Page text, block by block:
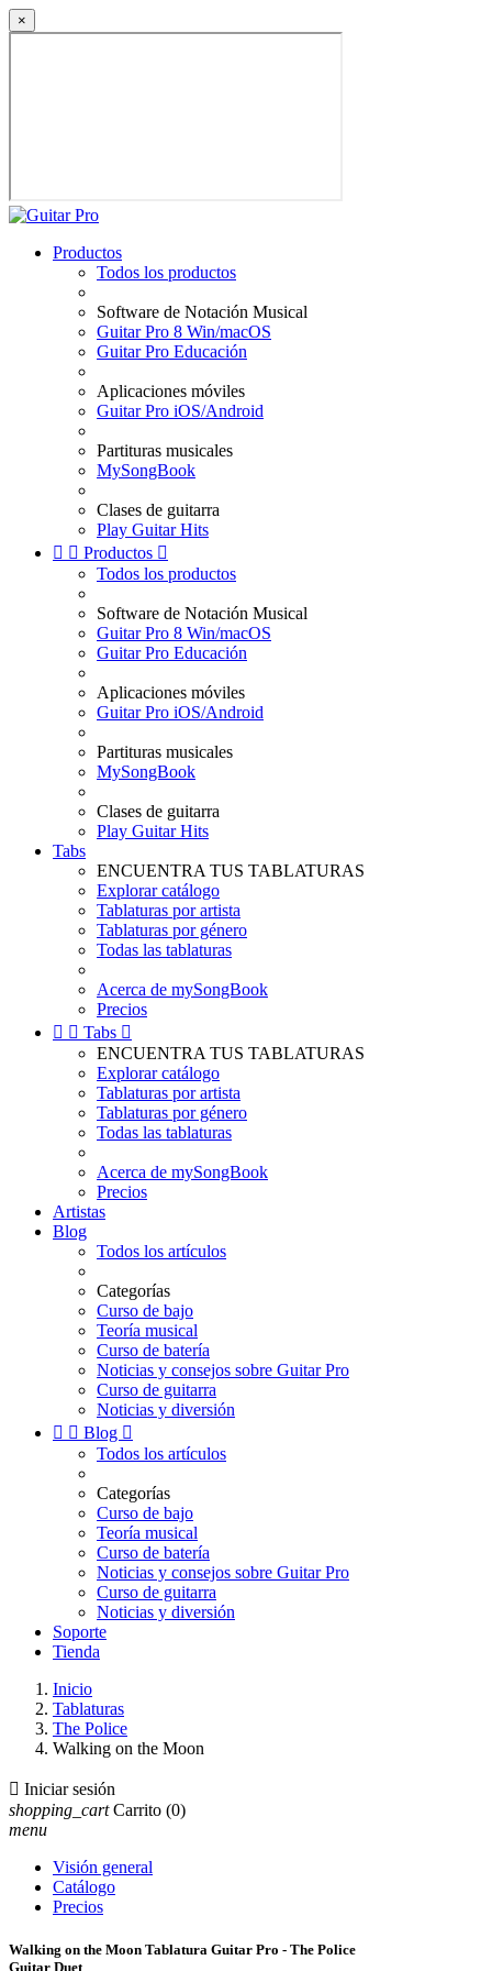
×
Productos
Todos los productos
Software de Notación Musical
Guitar Pro 8 Win/macOS
Guitar Pro Educación
Aplicaciones móviles
Guitar Pro iOS/Android
Partituras musicales
MySongBook
Clases de guitarra
Play Guitar Hits
  Productos 
Todos los productos
Software de Notación Musical
Guitar Pro 8 Win/macOS
Guitar Pro Educación
Aplicaciones móviles
Guitar Pro iOS/Android
Partituras musicales
MySongBook
Clases de guitarra
Play Guitar Hits
Tabs
ENCUENTRA TUS TABLATURAS
Explorar catálogo
Tablaturas por artista
Tablaturas por género
Todas las tablaturas
Acerca de mySongBook
Precios
  Tabs 
ENCUENTRA TUS TABLATURAS
Explorar catálogo
Tablaturas por artista
Tablaturas por género
Todas las tablaturas
Acerca de mySongBook
Precios
Artistas
Blog
Todos los artículos
Categorías
Curso de bajo
Teoría musical
Curso de batería
Noticias y consejos sobre Guitar Pro
Curso de guitarra
Noticias y diversión
  Blog 
Todos los artículos
Categorías
Curso de bajo
Teoría musical
Curso de batería
Noticias y consejos sobre Guitar Pro
Curso de guitarra
Noticias y diversión
Soporte
Tienda
Inicio
Tablaturas
The Police
Walking on the Moon
 Iniciar sesión
shopping_cart Carrito (0)
menu
Visión general
Catálogo
Precios
Walking on the Moon Tablatura Guitar Pro - The Police
Guitar Duet